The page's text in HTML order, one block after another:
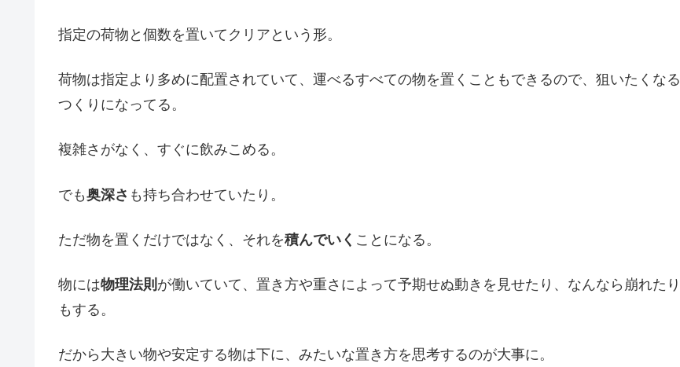
指定の荷物と個数を置いてクリアという形。
荷物は指定より多めに配置されていて、運べるすべての物を置くこともできるので、狙いたくなる
つくりになってる。
複雑さがなく、すぐに飲みこめる。
でも奥深さ も持ち合わせていたり。
ただ物を置くだけではなく、それを積んでいく ことになる。
物には物理法則 が働いていて、置き方や重さによって予期せぬ動きを見せたり、なんなら崩れたり
もする。
だから大きい物や安定する物は下に、みたいな置き方を思考するのが大事に。